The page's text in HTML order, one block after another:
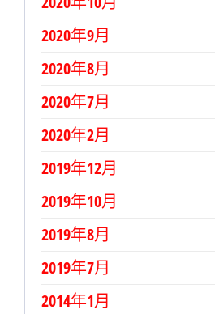
2020年9月
2020年8月
2020年7月
2020年2月
2019年12月
2019年10月
2019年8月
2019年7月
2014年1月